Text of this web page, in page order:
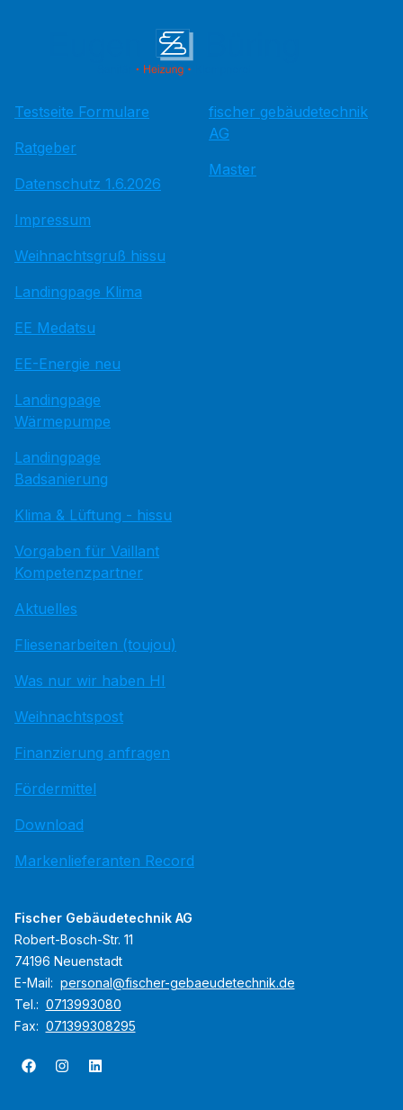
Testseite Formulare
Ratgeber
Datenschutz 1.6.2026
Impressum
Weihnachtsgruß hissu
Landingpage Klima
EE Medatsu
EE-Energie neu
Landingpage
Wärmepumpe
Landingpage
Badsanierung
Klima & Lüftung - hissu
Vorgaben für Vaillant
Kompetenzpartner
Aktuelles
Fliesenarbeiten (toujou)
Was nur wir haben HI
Weihnachtspost
Finanzierung anfragen
Fördermittel
Download
Markenlieferanten Record
fischer gebäudetechnik
AG
Master
Fischer Gebäudetechnik AG
Robert-Bosch-Str. 11
74196 Neuenstadt
E-Mail: personal@fischer-gebaeudetechnik.de
Tel.: 0713993080
Fax: 071399308295